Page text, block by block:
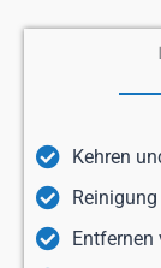
Kehren
Entfernen